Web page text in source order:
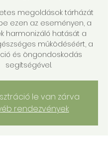
megoldások tárházát
ezen az eseményen, a
harmonizáló hatását a
működéséért, a
és öngondoskodás
segítségével.
le van zárva
rendezvények